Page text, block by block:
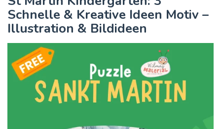
Schnelle & Kreative Ideen Motiv –
Illustration & Bildideen